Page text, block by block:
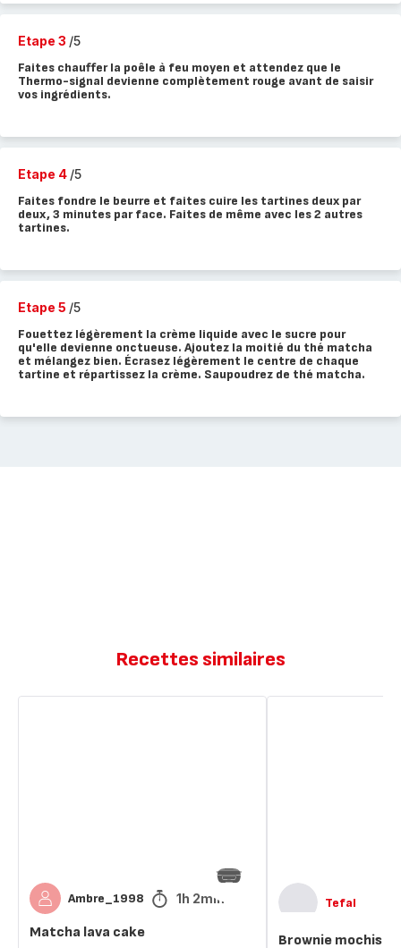
Etape 3 /5
Faites chauffer la poêle à feu moyen et attendez que le
Thermo-signal devienne complètement rouge avant de saisir
vos ingrédients.
Etape 4 /5
Faites fondre le beurre et faites cuire les tartines deux par
deux, 3 minutes par face. Faites de même avec les 2 autres
tartines.
Etape 5 /5
Fouettez légèrement la crème liquide avec le sucre pour
qu'elle devienne onctueuse. Ajoutez la moitié du thé matcha
et mélangez bien. Écrasez légèrement le centre de chaque
tartine et répartissez la crème. Saupoudrez de thé matcha.
Recettes similaires
Ambre_1998 1h 2min
Matcha lava cake
Tefal
Brownie mochis à